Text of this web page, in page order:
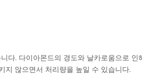
. 다이아몬드의 경도와 날카로움으로
지 않으면서 처리량을 높일 수 있습니다.